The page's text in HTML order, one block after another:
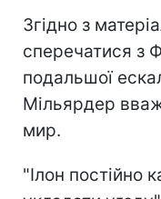
Згідно з
сперечатися з
подальшої
Мільярдер
мир.
"Ілон постійно